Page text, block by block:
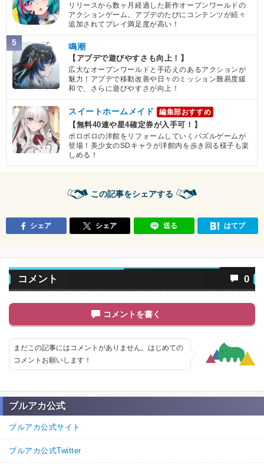
リリースから数ヶ月経過した新作オープンワールドの
アクションゲーム。アプデのたびにコンテンツが続々
追加されてプレイ満足度が高い！
5 鳴潮
【アプデで遊びやすさも向上！】
広大なオープンワールドと手応えのあるアクションが
魅力！アプデで移動改善や日々のミッション難易度緩
和で、さらに遊びやすさが向上！
スイートホームメイド 編集部おすすめ
【無料40連や星4確定券が入手可！】
ボロボロの洋館をリフォームしていくパズルゲームが
登場！美少女のSDキャラが洋館内を歩き回る様子も楽
しめる！
この記事をシェアする
シェア シェア 送る はてブ
コメント 0
コメントを書く
まだこの記事にはコメントがありません。はじめての
コメントお願いします！
ブルアカ公式
ブルアカ公式サイト
ブルアカ公式Twitter